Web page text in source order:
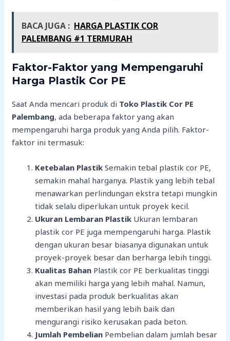
BACA JUGA : HARGA PLASTIK COR
PALEMBANG #1 TERMURAH
Faktor-Faktor yang Mempengaruhi
Harga Plastik Cor PE
Saat Anda mencari produk di Toko Plastik Cor PE
Palembang, ada beberapa faktor yang akan
mempengaruhi harga produk yang Anda pilih. Faktor-
faktor ini termasuk:
Ketebalan Plastik Semakin tebal plastik cor PE,
semakin mahal harganya. Plastik yang lebih tebal
menawarkan perlindungan ekstra tetapi mungkin
tidak selalu diperlukan untuk proyek kecil.
Ukuran Lembaran Plastik Ukuran lembaran
plastik cor PE juga mempengaruhi harga. Plastik
dengan ukuran besar biasanya digunakan untuk
proyek-proyek besar dan berharga lebih tinggi.
Kualitas Bahan Plastik cor PE berkualitas tinggi
akan memiliki harga yang lebih mahal. Namun,
investasi pada produk berkualitas akan
memberikan hasil yang lebih baik dan
mengurangi risiko kerusakan pada beton.
Jumlah Pembelian Pembelian dalam jumlah besar